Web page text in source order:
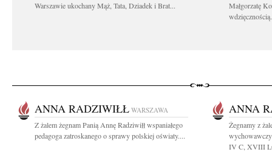
Warszawie ukochany Mąż, Tata, Dziadek i Brat...
Małgorzatę
ANNA RADZIWIŁŁ WARSZAWA
Z żalem żegnam Panią Annę Radziwiłł wspaniałego
pedagoga zatroskanego o sprawy polskiej oświaty....
ANNA
Żegnamy z
IV C, XVIII